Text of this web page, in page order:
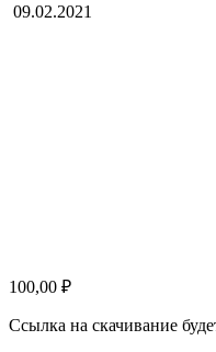
09.02.2021
100,00 ₽
Ссылка на скачивание